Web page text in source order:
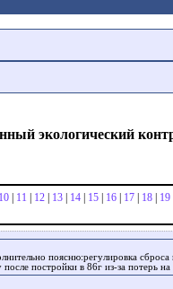
экологический
10 11 12 13 14 15 16 17 18 19
поясню:регулировка
после постройки в 86г из-за потерь